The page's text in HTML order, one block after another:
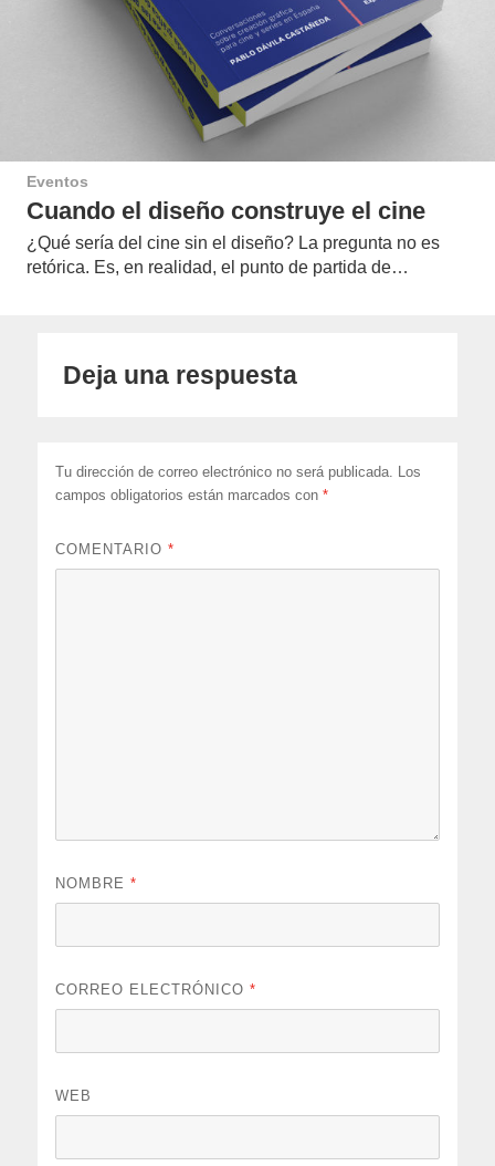
Eventos
Cuando el diseño construye el cine
¿Qué sería del cine sin el diseño? La pregunta no es
retórica. Es, en realidad, el punto de partida de…
Deja una respuesta
Tu dirección de correo electrónico no será publicada. Los
campos obligatorios están marcados con*
COMENTARIO*
NOMBRE*
CORREO ELECTRÓNICO*
WEB